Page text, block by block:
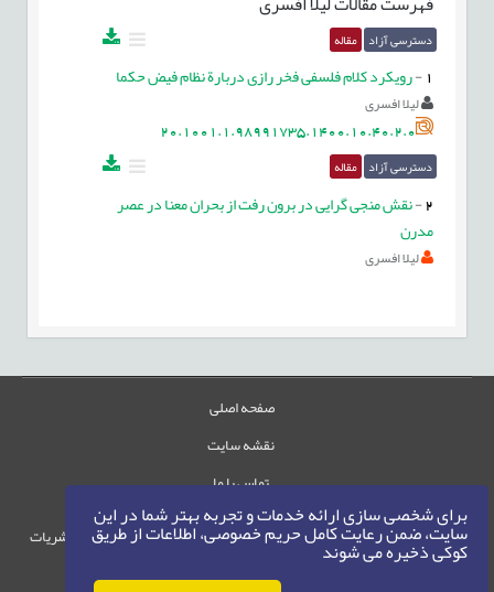
برای شخصی سازی ارائه خدمات و تجربه بهتر شما در این
سایت، ضمن رعایت کامل حریم خصوصی، اطلاعات از طریق
کوکی ذخیره می شوند
دسترسی آزاد مقاله
-رویکرد کلام فلسفی فخر رازی دربارة نظام فیض حکما
لیلا افسری
20.1001.1.98991735.1400.10.40.2.0
دسترسی آزاد مقاله
2
-نقش منجی گرایی در برون رفت از بحران معنا در عصر
مدرن
لیلا افسری
صفحه اصلی
نقشه سایت
تماس با ما
حقوق این وب‌سایت متعلق به سامانه مدیریت نشریات